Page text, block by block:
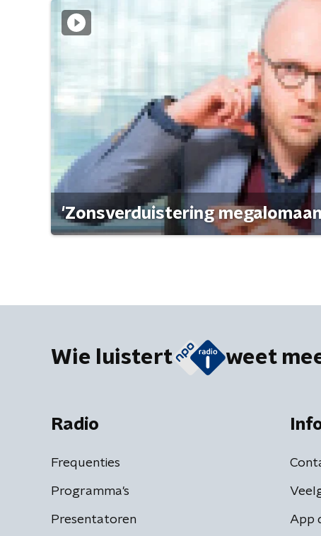
'Zonsverduistering
Wie luistert weet
Radio
Frequenties
Programma's
Presentatoren App